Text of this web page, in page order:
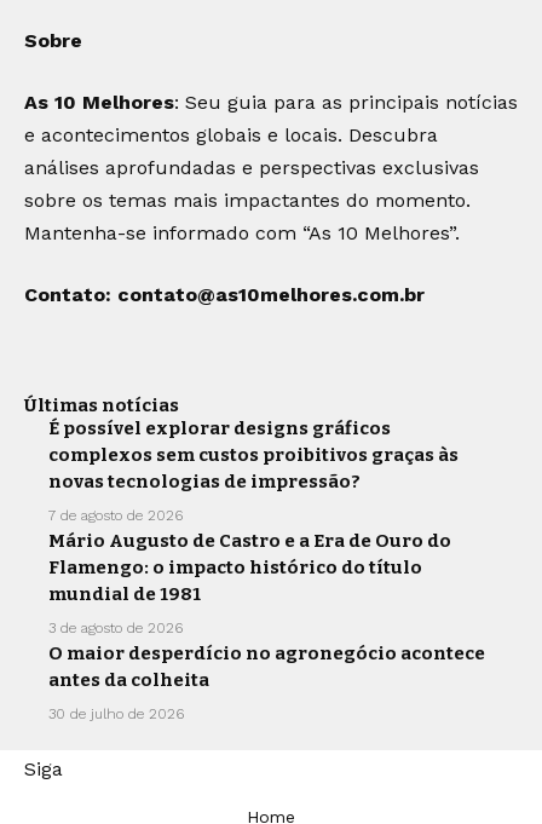
Sobre
As 10 Melhores: Seu guia para as principais notícias
e acontecimentos globais e locais. Descubra
análises aprofundadas e perspectivas exclusivas
sobre os temas mais impactantes do momento.
Mantenha-se informado com “As 10 Melhores”.
Contato: contato@as10melhores.com.br
Últimas notícias
É possível explorar designs gráficos
complexos sem custos proibitivos graças às
novas tecnologias de impressão?
7 de agosto de 2026
Mário Augusto de Castro e a Era de Ouro do
Flamengo: o impacto histórico do título
mundial de 1981
3 de agosto de 2026
O maior desperdício no agronegócio acontece
antes da colheita
30 de julho de 2026
Siga
Home